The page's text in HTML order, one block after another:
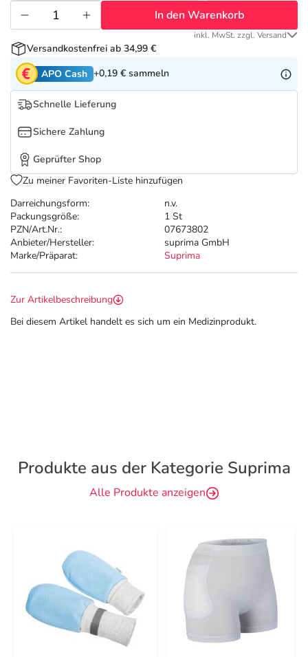
Tierapotheke
Vitamine & Mineralstoffe
Salus Deals
Darreichungsform:
n.v.
Packungsgröße:
1 St
PZN/Art.Nr.:
07673802
Anbieter/Hersteller:
suprima GmbH
Marke/Präparat:
Suprima
In den Warenkorb
inkl. MwSt. zzgl. Versand
Versandkostenfrei ab 34,99 €
APO Cash +0,19 € sammeln
Schnelle Lieferung
Sichere Zahlung
Geprüfter Shop
Zu meiner Favoriten-Liste hinzufügen
Zur Artikelbeschreibung
Bei diesem Artikel handelt es sich um ein Medizinprodukt.
Produkte aus der Kategorie Suprima
Alle Produkte anzeigen